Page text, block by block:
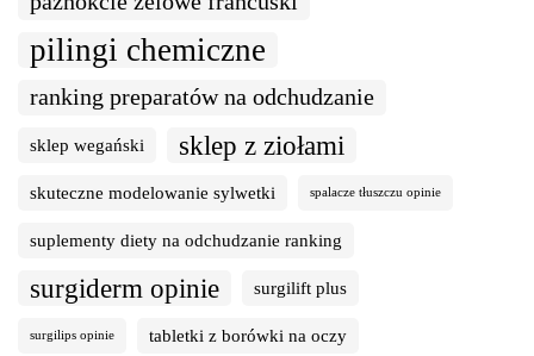
pilingi chemiczne
ranking preparatów na odchudzanie
sklep wegański sklep z ziołami
skuteczne modelowanie sylwetki spalacze tłuszczu opinie
suplementy diety na odchudzanie ranking
surgiderm opinie surgilift plus
surgilips opinie tabletki z borówki na oczy